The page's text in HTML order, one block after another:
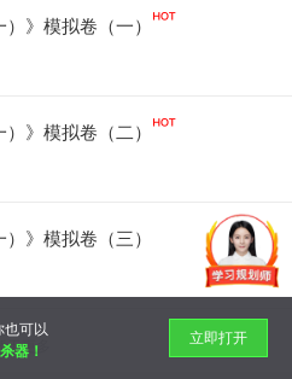
》模拟卷（一）
》模拟卷（二）
》模拟卷（三）
无更多
也可以
器！
立即打开